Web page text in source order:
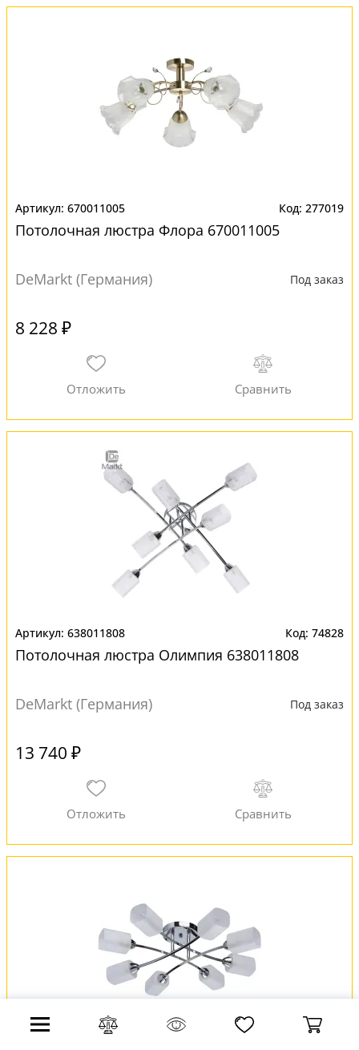
670011005 277019
Потолочная люстра Флора 670011005
DeMarkt (Германия) Под заказ
8 228 ₽
638011808 74828
Потолочная люстра Олимпия 638011808
DeMarkt (Германия) Под заказ
13 740 ₽